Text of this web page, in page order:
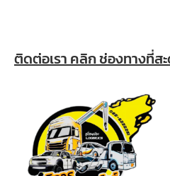
ติดต่อเรา คลิก ช่องทางที่ส